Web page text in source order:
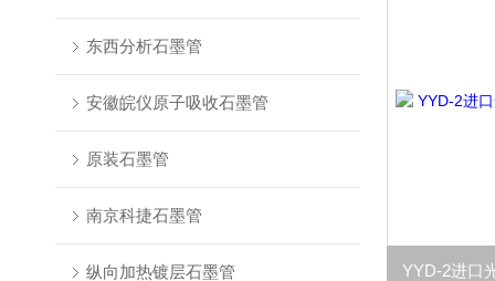
东西分析石墨管
安徽皖仪原子吸收石墨管
原装石墨管
南京科捷石墨管
纵向加热镀层石墨管